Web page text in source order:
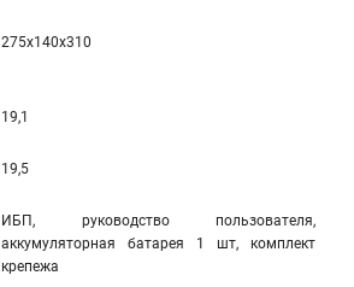
275x140x310
19,1
19,5
ИБП, руководство пользователя,
аккумуляторная батарея 1 шт, комплект
крепежа